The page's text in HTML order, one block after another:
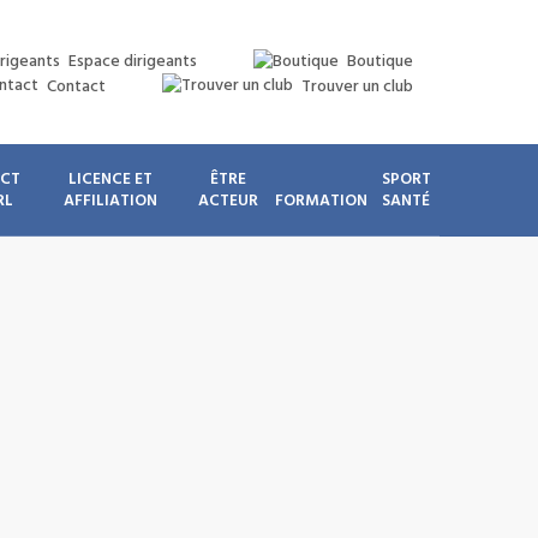
Espace dirigeants
Boutique
Contact
Trouver un club
LICENCE ET
AFFILIATION
ÊTRE
ACTEUR
FORMATION
SPORT
SANTÉ